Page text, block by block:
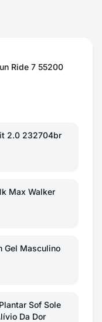
Ride 7 55200
2.0 232704br
Max Walker
Gel Masculino
Sof Sole
Da Dor